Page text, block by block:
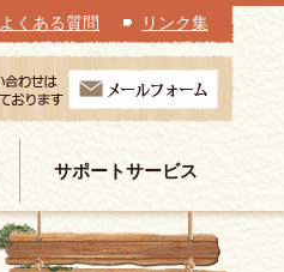
よくある質問 リンク集
サポートサービス